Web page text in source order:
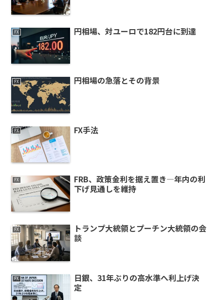
FX 円相場、対ユーロで182円台に到達
FX 円相場の急落とその背景
FX FX手法
FX
FRB、政策金利を据え置き—年内の利
下げ見通しを維持
FX
トランプ大統領とプーチン大統領の会
談
FX
日銀、31年ぶりの高水準へ利上げ決
定